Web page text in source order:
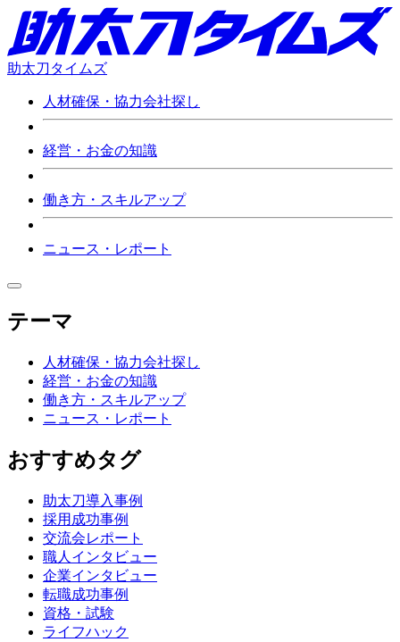
助太刀タイムズ
人材確保・協力会社探し
経営・お金の知識
働き方・スキルアップ
ニュース・レポート
テーマ
人材確保・協力会社探し
経営・お金の知識
働き方・スキルアップ
ニュース・レポート
おすすめタグ
助太刀導入事例
採用成功事例
交流会レポート
職人インタビュー
企業インタビュー
転職成功事例
資格・試験
ライフハック